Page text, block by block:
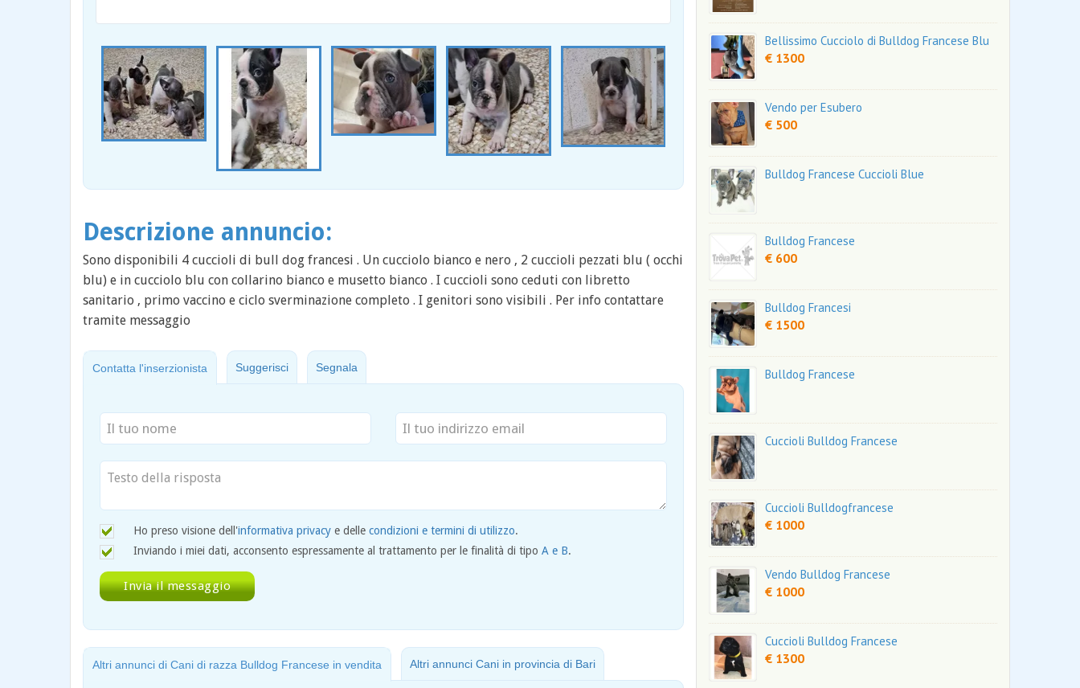
Descrizione annuncio:
Sono disponibili 4 cuccioli di bull dog francesi . Un cucciolo bianco e nero , 2 cuccioli pezzati blu ( occhi
blu) e in cucciolo blu con collarino bianco e musetto bianco . I cuccioli sono ceduti con libretto
sanitario , primo vaccino e ciclo sverminazione completo . I genitori sono visibili . Per info contattare
tramite messaggio
Contatta l'inserzionista Suggerisci Segnala
Ho preso visione dell'informativa privacy e delle condizioni e termini di utilizzo.
Inviando i miei dati, acconsento espressamente al trattamento per le finalità di tipo A e B.
Altri annunci di Cani di razza Bulldog Francese in vendita Altri annunci Cani in provincia di Bari
Bellissimo Cucciolo di Bulldog Francese Blu
€ 1300
Vendo per Esubero
€ 500
Bulldog Francese Cuccioli Blue
Bulldog Francese
€ 600
Bulldog Francesi
€ 1500
Bulldog Francese
Cuccioli Bulldog Francese
Cuccioli Bulldogfrancese
€ 1000
Vendo Bulldog Francese
€ 1000
Cuccioli Bulldog Francese
€ 1300